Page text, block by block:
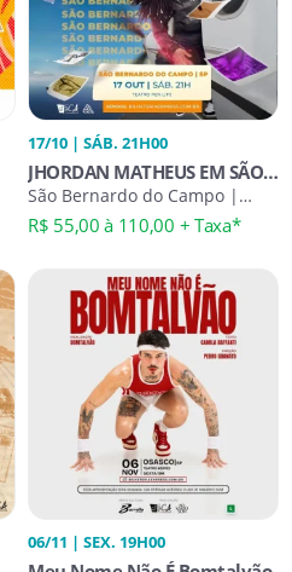
17/10 | SÁB. 21H00
JHORDAN MATHEUS EM SÃO
BERNARDO - PASSANDO DE
FASE
São Bernardo do Campo |
Comédia Stand-Up
R$ 55,00 à 110,00 + Taxa*
06/11 | SEX. 19H00